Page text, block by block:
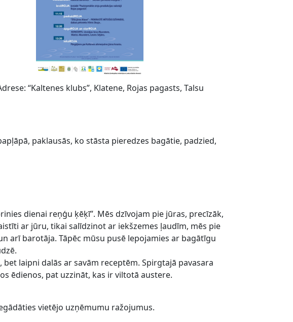
“Kaltenes klubs”, Klatene, Rojas pagasts, Talsu
paklausās, ko stāsta pieredzes bagātie, padzied,
dienai reņģu ķēķī”. Mēs dzīvojam pie jūras, precīzāk,
ar jūru, tikai salīdzinot ar iekšzemes ļaudīm, mēs pie
arī barotāja. Tāpēc mūsu pusē lepojamies ar bagātīgu
laipni dalās ar savām receptēm. Spirgtajā pavasara
ēdienos, pat uzzināt, kas ir viltotā austere.
vietējo uzņēmumu ražojumus.